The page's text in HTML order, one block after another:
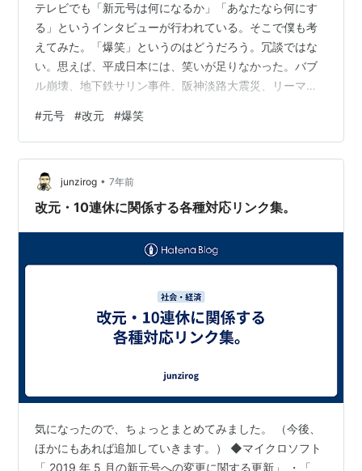
テレビでも「新元号は何になるか」「あなたなら何にす
る」というインタビューが行われている。そこで僕も考
えてみた。「爆笑」というのはどうだろう。冗談ではな
い。思えば、平成日本には、笑いが足りなかった。バブ
ル崩壊、地下鉄サリン事件、阪神淡路大震災、リーマン
しい事件の連続だった。これを新元号で一気に転換しよ
う、という目論見だ。 MTSHと来て、Bというのも、なか
なかのものだろう。爆笑元年、なんてね。 社労士業務か
ら見ると、元号というものは結構厄介である（特に年金
の月数計算などにおいて）。頭の中で西暦変換するのも
#元号 #改元 #爆笑
junzirog • 7年前
改元・10連休に関係する各種対応リンク集。
気になったので、ちょっとまとめてみました。 （今後、
ほかにもあれば追加していきます。） ◆マイクロソフト
「 2019 年 5 月の新元号への変更に関する更新」 ・「